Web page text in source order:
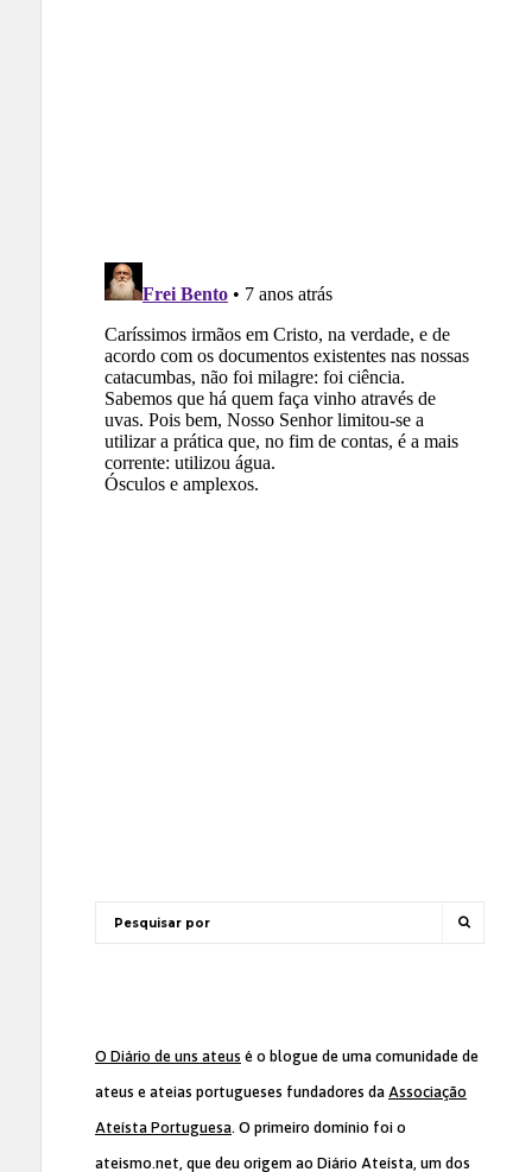
O Diário de uns ateus é o blogue de uma comunidade de
ateus e ateias portugueses fundadores da Associação
Ateísta Portuguesa. O primeiro domínio foi o
ateismo.net, que deu origem ao Diário Ateísta, um dos